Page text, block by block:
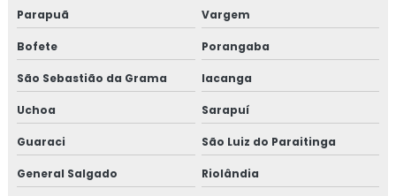
Parapuã Vargem
Bofete Porangaba
São Sebastião da Grama Iacanga
Uchoa Sarapuí
Guaraci São Luiz do Paraitinga
General Salgado Riolândia